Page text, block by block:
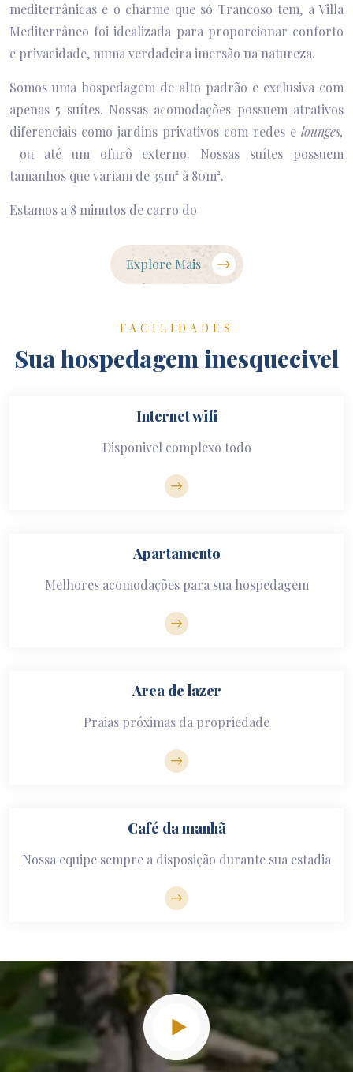
mediterrânicas e o charme que só Trancoso tem, a Villa
Mediterrâneo foi idealizada para proporcionar conforto
e privacidade, numa verdadeira imersão na natureza.
Somos uma hospedagem de alto padrão e exclusiva com
apenas 5 suítes. Nossas acomodações possuem atrativos
diferenciais como jardins privativos com redes e lounges,
ou até um ofurô externo. Nossas suítes possuem
tamanhos que variam de 35m² à 80m².
Estamos a 8 minutos de carro do
Explore Mais
FACILIDADES
Sua hospedagem inesquecivel
Internet wifi
Disponivel complexo todo
Apartamento
Melhores acomodações para sua hospedagem
Area de lazer
Praias próximas da propriedade
Café da manhã
Nossa equipe sempre a disposição durante sua estadia